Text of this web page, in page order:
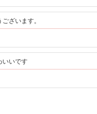
ざいます。
いいです